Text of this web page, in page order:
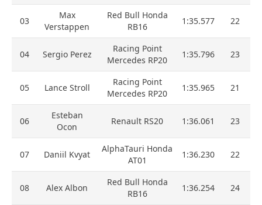
03
Max
Verstappen
Red Bull Honda
RB16
1:35.577 22
04 Sergio Perez
Racing Point
Mercedes RP20
1:35.796 23
05 Lance Stroll
Racing Point
Mercedes RP20
1:35.965 21
06
Esteban
Ocon
Renault RS20 1:36.061 23
07 Daniil Kvyat
AlphaTauri Honda
AT01
1:36.230 22
08 Alex Albon
Red Bull Honda
RB16
1:36.254 24